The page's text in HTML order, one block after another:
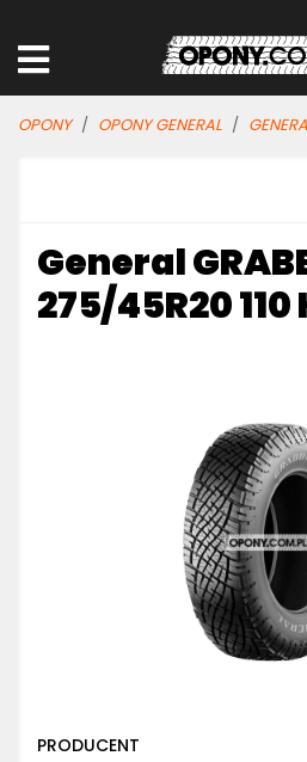
OPONY OPONY GENERAL
General
275/45R20 110
PRODUCENT